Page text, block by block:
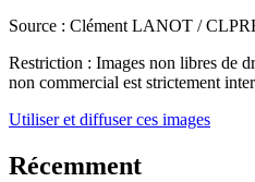
Source : Clément LANOT /
Restriction : Images non libres de
non commercial est strictement
Utiliser et diffuser ces images
Récemment